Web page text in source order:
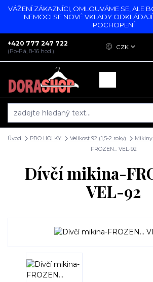
VÁŽENÍ ZÁKAZNÍCI, OMLOUVÁME SE, ALE
NEMOCI SE NOVÉ VKLADY
POCHOPENÍ
CZK
+420 777 247 722
(Po-Pá, 8-16 hod.)
Úvod PRO HOLKY Velikost 92 (1,5-2 roky)
FROZEN... VEL-92
Dívčí mikina-
VEL-92